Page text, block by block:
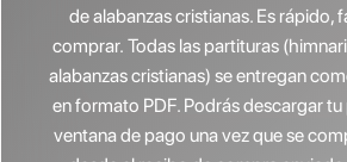
de alabanzas cristianas. Es rápido,
comprar. Todas las partituras
alabanzas cristianas) se entregan
en formato PDF. Podrás descargar
ventana de pago una vez que se